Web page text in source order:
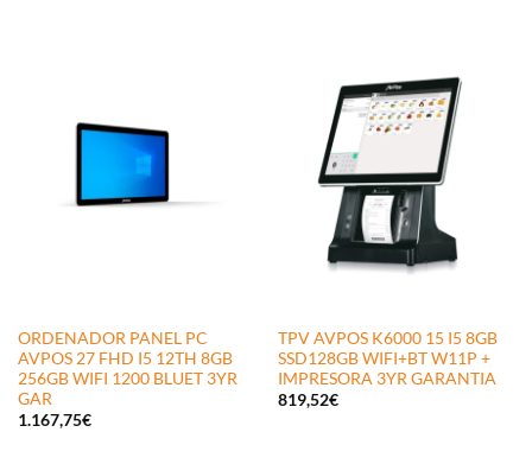
ORDENADOR PANEL PC
AVPOS 27 FHD I5 12TH 8GB
256GB WIFI 1200 BLUET 3YR
GAR
1.167,75€
TPV AVPOS K6000 15 I5 8GB
SSD128GB WIFI+BT W11P +
IMPRESORA 3YR GARANTIA
819,52€